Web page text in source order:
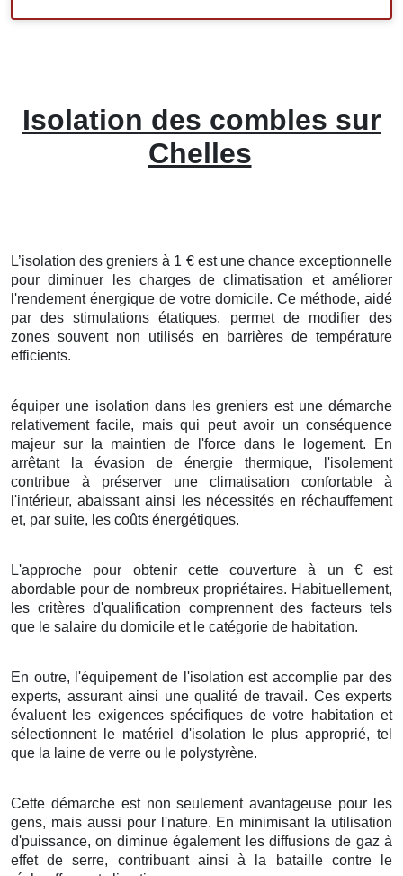
Isolation des combles sur
Chelles
L’isolation desgreniers à 1 €est une chance exceptionnelle
pourdiminuer les chargesdeclimatisation etaméliorer
l'rendement énergiquede votredomicile. Ce méthode,aidé
par desstimulations étatiques, permet de modifierdes
zones souvent non utilisés en barrières de température
efficients.
équiper une isolation dans lesgreniers est une démarche
relativementfacile, mais qui peut avoir unconséquence
majeur sur la maintien de l'force dans le logement. En
arrêtantla évasion de énergie thermique, l'isolement
contribue à préserver une climatisation confortable à
l'intérieur,abaissantainsi les nécessitésen réchauffement
et, par suite, les coûts énergétiques.
L'approche pour obtenircette couverture à un €est
abordable pour de nombreux propriétaires. Habituellement,
les critèresd'qualification comprennent desfacteurs tels
que le salaire du domicile et le catégorie de habitation.
En outre, l'équipementde l'isolation est accompliepar des
experts, assurant ainsi une qualité de travail . Ces experts
évaluent les exigencesspécifiques de votre habitation et
sélectionnentle matériel d'isolation le plusapproprié, tel
que la laine de verre ou le polystyrène.
Cette démarcheest non seulementavantageuse pour les
gens, mais aussi pour l'nature. En minimisantla utilisation
d'puissance, on diminueégalement les diffusionsde gaz à
effet de serre, contribuant ainsi à la bataillecontre le